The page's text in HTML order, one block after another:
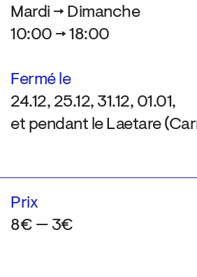
Mardi → Dimanche
10:00 → 18:00
Fermé le
24.12, 25.12, 31.12, 01.01,
et pendant le Laetare
Prix
8€ — 3€